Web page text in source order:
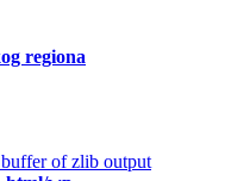
regiona
of zlib output